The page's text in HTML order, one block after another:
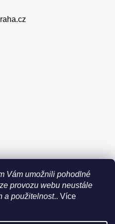
Vám umožnili pohodlné
provozu webu neustále
a použitelnost.. Více
údajů